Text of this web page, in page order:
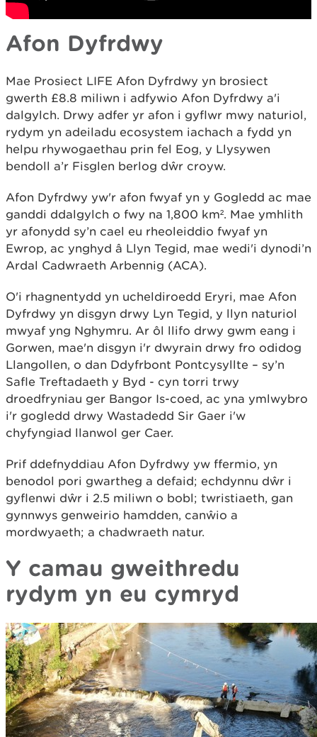
Afon Dyfrdwy
Mae Prosiect LIFE Afon Dyfrdwy yn brosiect
gwerth £8.8 miliwn i adfywio Afon Dyfrdwy a'i
dalgylch. Drwy adfer yr afon i gyflwr mwy naturiol,
rydym yn adeiladu ecosystem iachach a fydd yn
helpu rhywogaethau prin fel Eog, y Llysywen
bendoll a’r Fisglen berlog dŵr croyw.
Afon Dyfrdwy yw'r afon fwyaf yn y Gogledd ac mae
ganddi ddalgylch o fwy na 1,800 km². Mae ymhlith
yr afonydd sy’n cael eu rheoleiddio fwyaf yn
Ewrop, ac ynghyd â Llyn Tegid, mae wedi'i dynodi’n
Ardal Cadwraeth Arbennig (ACA).
O'i rhagnentydd yn ucheldiroedd Eryri, mae Afon
Dyfrdwy yn disgyn drwy Lyn Tegid, y llyn naturiol
mwyaf yng Nghymru. Ar ôl llifo drwy gwm eang i
Gorwen, mae'n disgyn i'r dwyrain drwy fro odidog
Llangollen, o dan Ddyfrbont Pontcysyllte – sy’n
Safle Treftadaeth y Byd - cyn torri trwy
droedfryniau ger Bangor Is-coed, ac yna ymlwybro
i'r gogledd drwy Wastadedd Sir Gaer i'w
chyfyngiad llanwol ger Caer.
Prif ddefnyddiau Afon Dyfrdwy yw ffermio, yn
benodol pori gwartheg a defaid; echdynnu dŵr i
gyflenwi dŵr i 2.5 miliwn o bobl; twristiaeth, gan
gynnwys genweirio hamdden, canŵio a
mordwyaeth; a chadwraeth natur.
Y camau gweithredu
rydym yn eu cymryd